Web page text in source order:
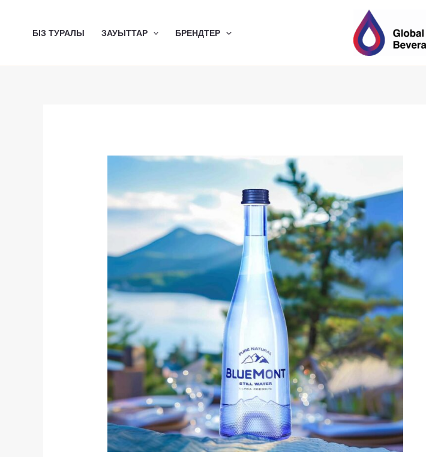
БІЗ ТУРАЛЫ ЗАУЫТТАР БРЕНДТЕР